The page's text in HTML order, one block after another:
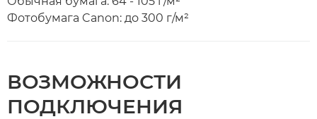
Фотобумага Canon: до 300 г/м²
ВОЗМОЖНОСТИ
ПОДКЛЮЧЕНИЯ